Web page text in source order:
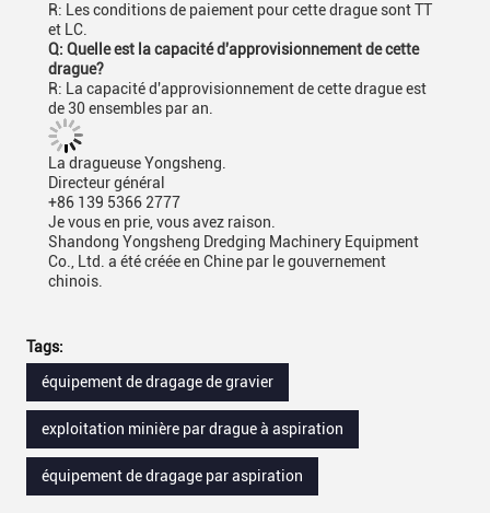
R: Les conditions de paiement pour cette drague sont TT
et LC.
Q: Quelle est la capacité d'approvisionnement de cette
drague?
R: La capacité d'approvisionnement de cette drague est
de 30 ensembles par an.
La dragueuse Yongsheng.
Directeur général
+86 139 5366 2777
Je vous en prie, vous avez raison.
Shandong Yongsheng Dredging Machinery Equipment
Co., Ltd. a été créée en Chine par le gouvernement
chinois.
Tags:
équipement de dragage de gravier
exploitation minière par drague à aspiration
équipement de dragage par aspiration